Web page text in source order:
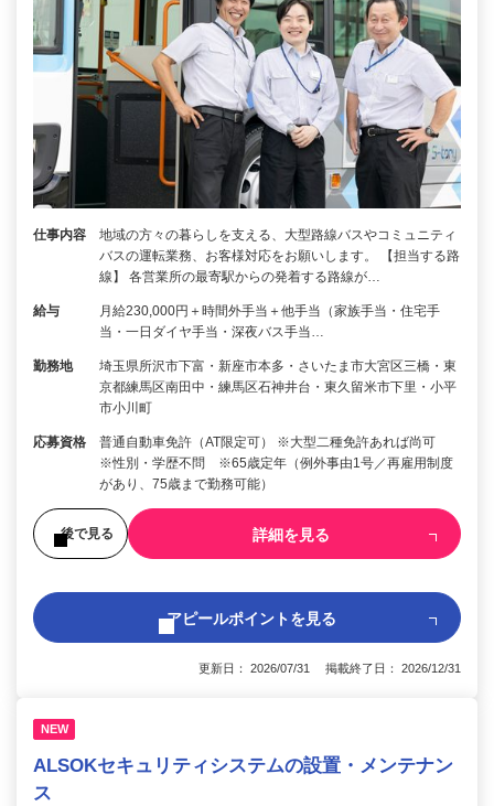
仕事内容
地域の方々の暮らしを支える、大型路線バスやコミュニティ
バスの運転業務、お客様対応をお願いします。 【担当する路
線】 各営業所の最寄駅からの発着する路線が…
給与
月給230,000円＋時間外手当＋他手当（家族手当・住宅手
当・一日ダイヤ手当・深夜バス手当…
勤務地
埼玉県所沢市下富・新座市本多・さいたま市大宮区三橋・東
京都練馬区南田中・練馬区石神井台・東久留米市下里・小平
市小川町
応募資格
普通自動車免許（AT限定可） ※大型二種免許あれば尚可
※性別・学歴不問 ※65歳定年（例外事由1号／再雇用制度
があり、75歳まで勤務可能）
後で見る 詳細を見る
アピールポイントを見る
更新日： 2026/07/31 掲載終了日： 2026/12/31
NEW
ALSOKセキュリティシステムの設置・メンテナン
ス